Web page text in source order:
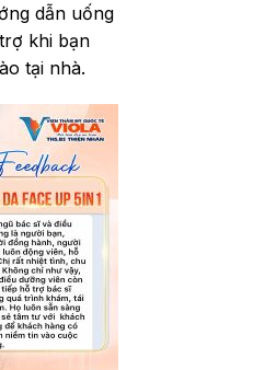
dẫn uống
khi bạn
tại nhà.